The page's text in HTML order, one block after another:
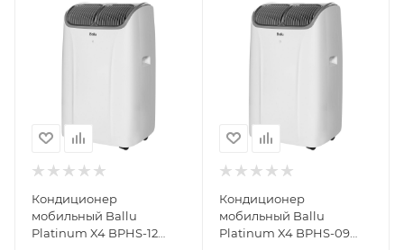
Кондиционер
мобильный Ballu
Platinum X4 BPHS-12
Кондиционер
мобильный Ballu
Platinum X4 BPHS-09